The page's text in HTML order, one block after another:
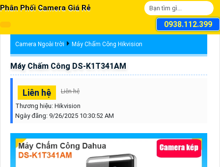
Phân Phối Camera Giá Rẻ
0938.112.399
Camera Ngoài trời Máy Chấm Công Hikvision
Máy Chấm Công DS-K1T341AM
Liên hệ Liên hệ
Thương hiệu: Hikvision
Ngày đăng: 9/26/2025 10:30:52 AM